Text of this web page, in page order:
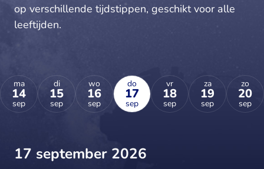
op verschillende tijdstippen, geschikt voor alle
leeftijden.
ma
14
sep
di
15
sep
wo
16
sep
do
17
sep
vr
18
sep
za
19
sep
zo
20
sep
17 september 2026